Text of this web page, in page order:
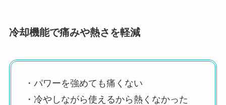
冷却機能で痛みや熱さを軽減
・パワーを強めても痛くない
・冷やしながら使えるから熱くなかった